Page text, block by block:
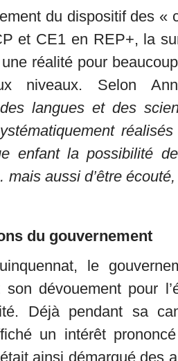
du dispositif des «
et CE1 en REP+, la
réalité pour
niveaux. Selon
langues et des
enfant la possibilité de
mais aussi d’être
du gouvernement
le
dévouement pour
Déjà pendant sa
un intérêt
ainsi démarqué des